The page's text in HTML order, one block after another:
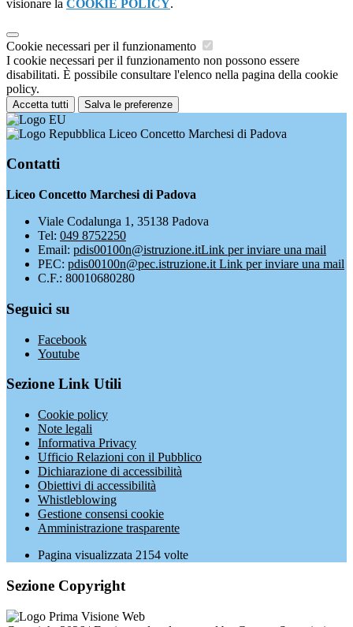
visionare la COOKIE POLICY.
Cookie necessari per il funzionamento
I cookie necessari per il funzionamento non possono essere
disabilitati. È possibile consultare l'elenco nella pagina della cookie
policy.
Accetta tutti Salva le preferenze
Liceo Concetto Marchesi di Padova
Contatti
Liceo Concetto Marchesi di Padova
Viale Codalunga 1, 35138 Padova
Tel: 049 8752250
Email: pdis00100n@istruzione.itLink per inviare una mail
PEC: pdis00100n@pec.istruzione.it Link per inviare una mail
C.F.: 80010680280
Seguici su
Facebook
Youtube
Sezione Link Utili
Cookie policy
Note legali
Informativa Privacy
Ufficio Relazioni con il Pubblico
Dichiarazione di accessibilità
Obiettivi di accessibilità
Whistleblowing
Gestione consensi cookie
Amministrazione trasparente
Pagina visualizzata 2154 volte
Sezione Copyright